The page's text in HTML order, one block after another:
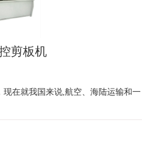
剪板机
现在就我国来说,航空、海陆运输和一